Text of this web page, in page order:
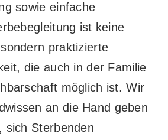
sowie einfache
ist keine
praktizierte
die auch in der Familie
möglich ist. Wir
an die Hand geben
sich Sterbenden